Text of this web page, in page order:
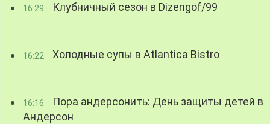
16:29 Клубничный сезон в Dizengof/99
16:22 Холодные супы в Atlantica Bistro
16:16
Пора андерсонить: День защиты детей в
Андерсон